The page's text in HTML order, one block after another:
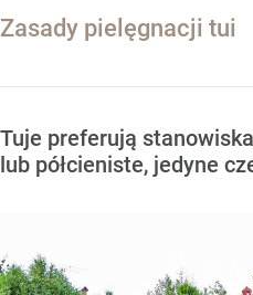
Zasady pielęgnacji tui
Tuje preferują
lub półcieniste, jedyne